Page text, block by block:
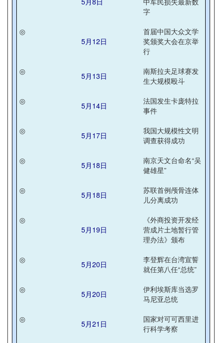
字
◎
5月12日
首届中国大众文学
奖颁奖大会在京举
行
◎
5月13日
南斯拉夫足球赛发
生大规模殴斗
◎
5月14日
法国发生卡庞特拉
事件
◎
5月17日
我国大规模性文明
调查获得成功
◎
5月18日
南京天文台命名“吴
健雄星”
◎
5月18日
苏联首例颅骨连体
儿分离成功
◎
5月19日
《外商投资开发经
营成片土地暂行管
理办法》颁布
◎
5月20日
李登辉在台湾宣誓
就任第八任“总统”
◎
5月20日
伊利埃斯库当选罗
马尼亚总统
◎
5月21日
国家对可可西里进
行科学考察